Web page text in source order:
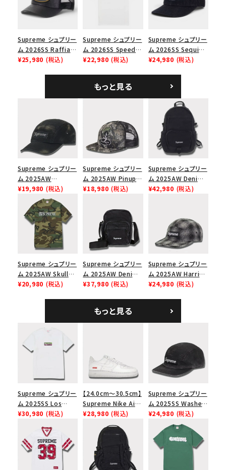
Supreme シュプリー
ム 2026SS Raffia
Mesh Back 5-Panel
¥25,980 (税込)
Supreme シュプリー
ム 2026SS Speed
Tee スピードTシャツ
¥22,980 (税込)
Supreme シュプリー
ム 2026SS Sequin
Denim Classic
シックロゴ 6パネルキ
ャップ ブラック
¥24,980 (税込)
もっと見る
Supreme シュプリー
ム 2025AW
Overdyed Camp
Cap オーバーダイド
キャンプキャップ ブ
ラック
¥19,980 (税込)
Supreme シュプリー
ム 2025AW Pinup
Mesh Back 5-Panel
ュバック 5パネルキャ
ップ トゥルーティン
バーHTC フォールカ
¥18,980 (税込)
Supreme シュプリー
ム 2025AW Denim
Backpack デニム バ
¥42,980 (税込)
Supreme シュプリー
ム 2025AW Skull
Tee スカル Tシャ
¥20,980 (税込)
Supreme シュプリー
ム 2025AW Denim
Shoulder Bag デニ
¥37,980 (税込)
Supreme シュプリー
ム 2025AW Harris
Tweed Camp Cap
¥24,980 (税込)
もっと見る
Supreme シュプリー
ム 2025SS Los
Angeles Fire Relief
イヤーリリーフボック
スロゴTシャツ ホワ
イト 白
¥30,980 (税込)
【24.0cm～30.5cm】
Supreme Nike Air
Force 1 Low シュプ
リーム ナイキエアフォ
ース１スニーカー シ
ューズ ホワイト
¥28,980 (税込)
Supreme シュプリー
ム 2025SS Washed
Chino Twill Camp
Cap ウォッシュチノツ
イルキャンプキャップ
ブラック 黒
¥24,980 (税込)